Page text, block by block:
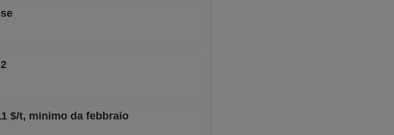
$/t, minimo da febbraio